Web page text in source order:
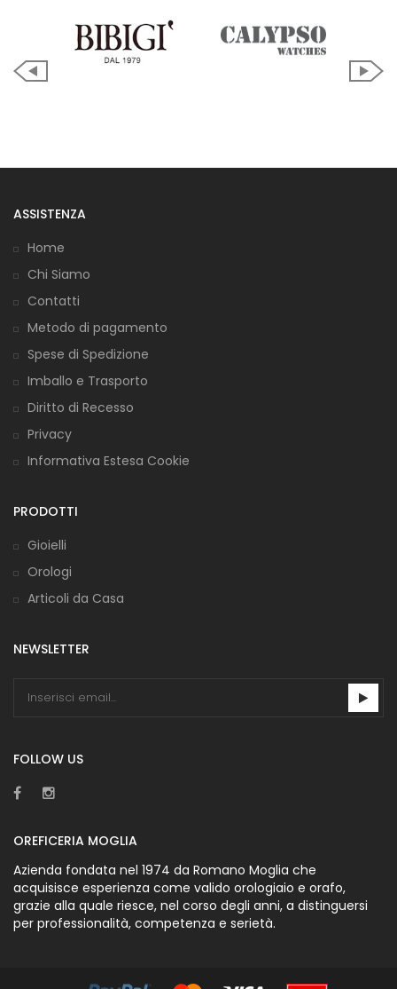
ASSISTENZA
Home
Chi Siamo
Contatti
Metodo di pagamento
Spese di Spedizione
Imballo e Trasporto
Diritto di Recesso
Privacy
Informativa Estesa Cookie
PRODOTTI
Gioielli
Orologi
Articoli da Casa
NEWSLETTER
FOLLOW US
OREFICERIA MOGLIA
Azienda fondata nel 1974 da Romano Moglia che
acquisisce esperienza come valido orologiaio e orafo,
grazie alla quale riesce, nel corso degli anni, a distinguersi
per professionalità, competenza e serietà.